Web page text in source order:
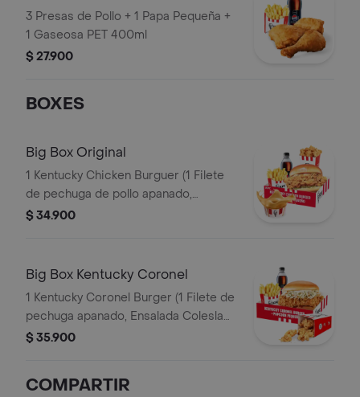
3 Presas de Pollo + 1 Papa Pequeña +
1 Gaseosa PET 400ml
$ 27.900
BOXES
Big Box Original
1 Kentucky Chicken Burguer (1 Filete
de pechuga de pollo apanado,
pepinillos, mayonesa premium y
de Salsa 100g
$ 34.900
Big Box Kentucky Coronel
1 Kentucky Coronel Burger (1 Filete de
pechuga apanado, Ensalada Coleslaw,
BBQ y mantequilla) + 1 Pop Corn
$ 35.900
COMPARTIR